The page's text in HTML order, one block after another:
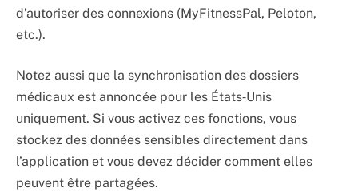
d’autoriser des connexions (MyFitnessPal, Peloton,
etc.).
Notez aussi que la synchronisation des dossiers
médicaux est annoncée pour les États‑Unis
uniquement. Si vous activez ces fonctions, vous
stockez des données sensibles directement dans
l’application et vous devez décider comment elles
peuvent être partagées.